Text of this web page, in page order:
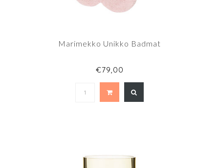
Marimekko Unikko Badmat
€79,00